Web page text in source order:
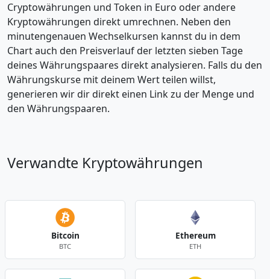
Cryptowährungen und Token in Euro oder andere
Kryptowährungen direkt umrechnen. Neben den
minutengenauen Wechselkursen kannst du in dem
Chart auch den Preisverlauf der letzten sieben Tage
deines Währungspaares direkt analysieren. Falls du den
Währungskurse mit deinem Wert teilen willst,
generieren wir dir direkt einen Link zu der Menge und
den Währungspaaren.
Verwandte Kryptowährungen
Bitcoin
BTC
Ethereum
ETH